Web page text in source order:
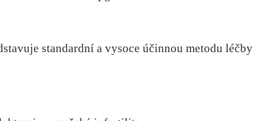
standardní a vysoce účinnou metodu léčby